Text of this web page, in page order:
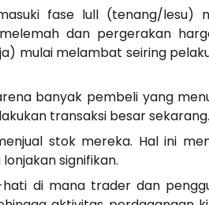
fase lull (tenang/lesu)
dan pergerakan
mulai melambat seiring
banyak pembeli yang
transaksi besar sekarang.
stok mereka. Hal ini
signifikan.
di mana trader dan